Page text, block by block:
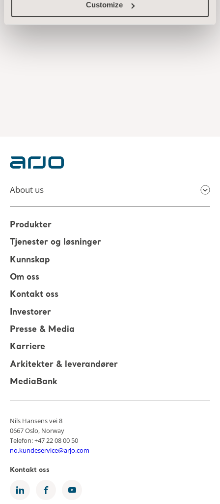
Customize
About us
Produkter
Tjenester og løsninger
Kunnskap
Om oss
Kontakt oss
Investorer
Presse & Media
Karriere
Arkitekter & leverandører
MediaBank
Nils Hansens vei 8
0667 Oslo, Norway
Telefon: +47 22 08 00 50
no.kundeservice@arjo.com
Kontakt oss